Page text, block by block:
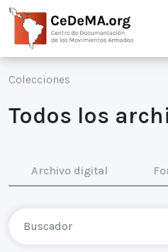
Colecciones
Todos los
Archivo digital